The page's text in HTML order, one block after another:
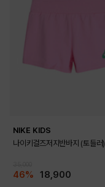
NIKE KIDS
나이키걸즈저지반바지 (토들러)
46% 18,900